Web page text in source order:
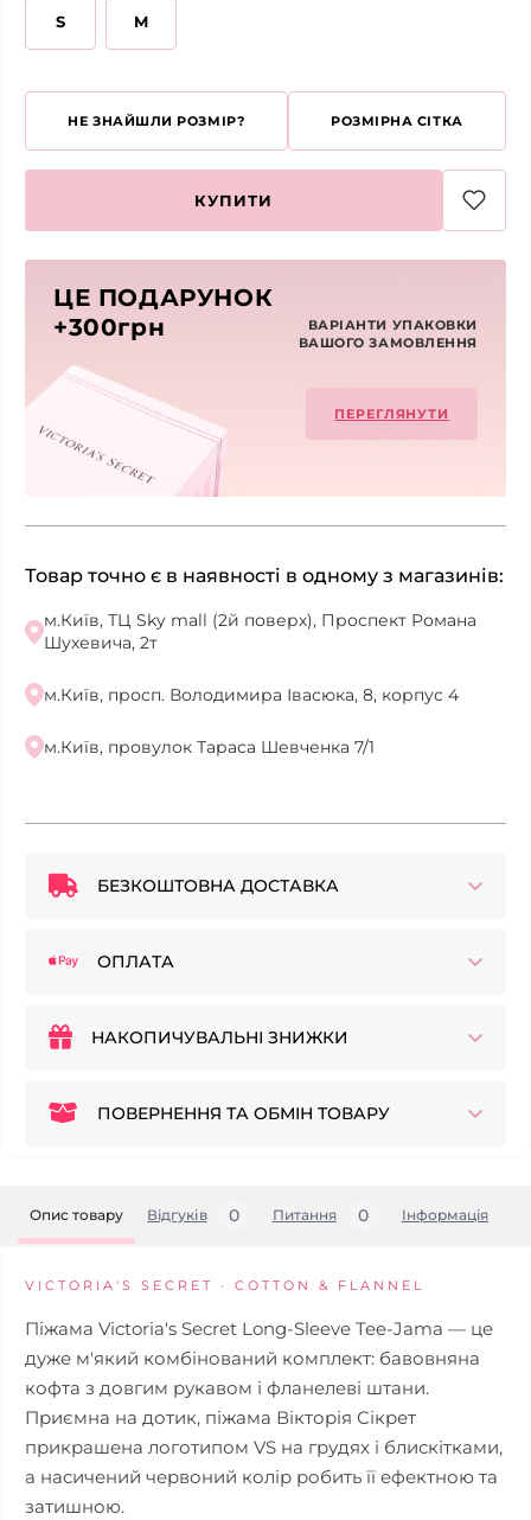
S M
НЕ ЗНАЙШЛИ РОЗМІР? РОЗМІРНА СІТКА
КУПИТИ
ЦЕ ПОДАРУНОК
+300грн
ВАРІАНТИ УПАКОВКИ
ВАШОГО ЗАМОВЛЕННЯ
ПЕРЕГЛЯНУТИ
Товар точно є в наявності в одному з магазинів:
м.Київ, ТЦ Sky mall (2й поверх), Проспект Романа
Шухевича, 2т
м.Київ, просп. Володимира Івасюка, 8, корпус 4
м.Київ, провулок Тараса Шевченка 7/1
БЕЗКОШТОВНА ДОСТАВКА
ОПЛАТА
НАКОПИЧУВАЛЬНІ ЗНИЖКИ
ПОВЕРНЕННЯ ТА ОБМІН ТОВАРУ
Опис товару Відгуків 0 Питання 0 Iнформація
VICTORIA'S SECRET · COTTON & FLANNEL
Піжама Victoria's Secret Long-Sleeve Tee-Jama — це
дуже м'який комбінований комплект: бавовняна
кофта з довгим рукавом і фланелеві штани.
Приємна на дотик, піжама Вікторія Сікрет
прикрашена логотипом VS на грудях і блискітками,
а насичений червоний колір робить її ефектною та
затишною.